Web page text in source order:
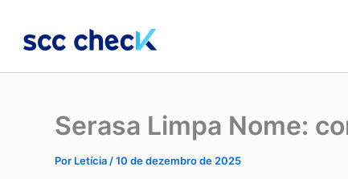
para
conteúdo
Serasa Limpa Nome:
Por Letícia /10 de dezembro de 2025